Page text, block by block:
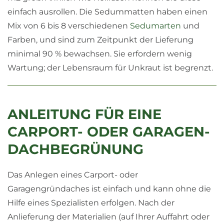
einfach ausrollen. Die Sedummatten haben einen
Mix von 6 bis 8 verschiedenen Sedumarten und
Farben, und sind zum Zeitpunkt der Lieferung
minimal 90 % bewachsen. Sie erfordern wenig
Wartung; der Lebensraum für Unkraut ist begrenzt.
ANLEITUNG FÜR EINE
CARPORT- ODER GARAGEN-
DACHBEGRÜNUNG
Das Anlegen eines Carport- oder
Garagengründaches ist einfach und kann ohne die
Hilfe eines Spezialisten erfolgen. Nach der
Anlieferung der Materialien (auf Ihrer Auffahrt oder